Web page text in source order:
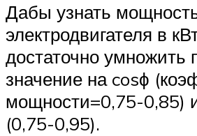
Дабы узнать
электродвигателя в
достаточно умножить
значение на cosϕ
мощности=0,75-0,85)
(0,75-0,95).